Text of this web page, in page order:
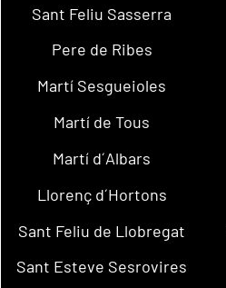
Sant Feliu Sasserra
Pere de Ribes
Martí Sesgueioles
Martí de Tous
Martí d´Albars
Llorenç d´Hortons
Sant Feliu de Llobregat
Sant Esteve Sesrovires